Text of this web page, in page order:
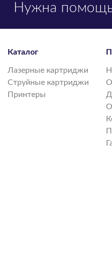
Нужна
Каталог
Лазерные картриджи
Струйные картриджи
Принтеры
О